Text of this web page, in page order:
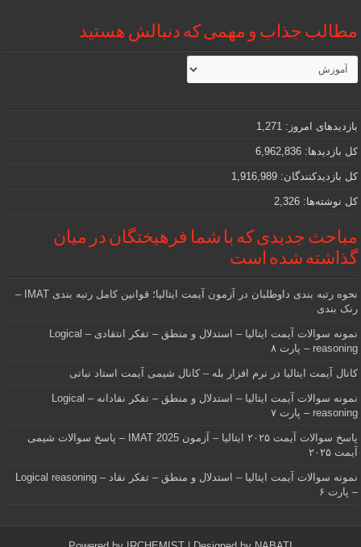
مطالب جذاب و مهمی که دنبالش هستید
مطالب
جذاب
و
که
دنبالش
هستید
بازدیدهای امروز: 1,271
کل بازدیدها: 6,962,836
کل بازدیدکنند‌گان: 1,916,989
کل نوشته‌ها: 2,326
مباحث جدیدی که با شما فرهیختگان در میان
گذاشته شده است
نحوه رتبه بندی داوطلبان در آزمون آیمت ایتالیا؛ قوانین کامل رتبه بندی IMAT –
رنک بندی
نمونه سوالات آیمت ایتالیا – استدلال و منطق – تفکر انتقادی – Logical
reasoning – پارت ۸
کانال آیمت ایتالیا در نرم افزار بله – کانال شیمی آیمت استاد نباتی
نمونه سوالات آیمت ایتالیا – استدلال و منطق – تفکر نقادانه – Logical
reasoning – پارت ۷
پاسخ سوالات آیمت ۲۰۲۵ ایتالیا – آزمون IMAT 2025 – پاسخ سوالات شیمی
آیمت ۲۰۲۵
نمونه سوالات آیمت ایتالیا – استدلال و منطق – تفکر نقاد – Logical reasoning
– پارت ۶